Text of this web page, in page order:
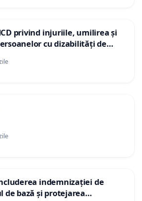
privind injuriile, umilirea și
cu dizabilități de
„Gorici”
indemnizației de
de bază și protejarea